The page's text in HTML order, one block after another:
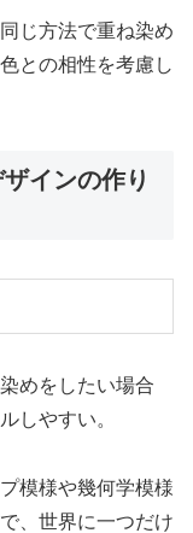
じ方法で重ね染め
との相性を考慮し
インの作り
めをしたい場合
しやすい。
模様や幾何学模様
、世界に一つだけ